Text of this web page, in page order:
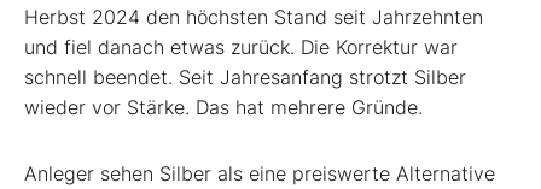
Herbst 2024 den höchsten Stand seit Jahrzehnten
und fiel danach etwas zurück. Die Korrektur war
schnell beendet. Seit Jahresanfang strotzt Silber
wieder vor Stärke. Das hat mehrere Gründe.
Anleger sehen Silber als eine preiswerte Alternative